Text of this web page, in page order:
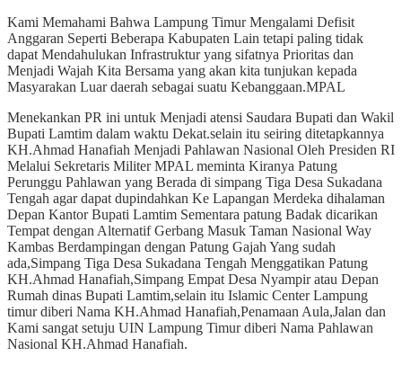
Kami Memahami Bahwa Lampung Timur Mengalami Defisit
Anggaran Seperti Beberapa Kabupaten Lain tetapi paling tidak
dapat Mendahulukan Infrastruktur yang sifatnya Prioritas dan
Menjadi Wajah Kita Bersama yang akan kita tunjukan kepada
Masyarakan Luar daerah sebagai suatu Kebanggaan.MPAL
Menekankan PR ini untuk Menjadi atensi Saudara Bupati dan Wakil
Bupati Lamtim dalam waktu Dekat.selain itu seiring ditetapkannya
KH.Ahmad Hanafiah Menjadi Pahlawan Nasional Oleh Presiden RI
Melalui Sekretaris Militer MPAL meminta Kiranya Patung
Perunggu Pahlawan yang Berada di simpang Tiga Desa Sukadana
Tengah agar dapat dupindahkan Ke Lapangan Merdeka dihalaman
Depan Kantor Bupati Lamtim Sementara patung Badak dicarikan
Tempat dengan Alternatif Gerbang Masuk Taman Nasional Way
Kambas Berdampingan dengan Patung Gajah Yang sudah
ada,Simpang Tiga Desa Sukadana Tengah Menggatikan Patung
KH.Ahmad Hanafiah,Simpang Empat Desa Nyampir atau Depan
Rumah dinas Bupati Lamtim,selain itu Islamic Center Lampung
timur diberi Nama KH.Ahmad Hanafiah,Penamaan Aula,Jalan dan
Kami sangat setuju UIN Lampung Timur diberi Nama Pahlawan
Nasional KH.Ahmad Hanafiah.